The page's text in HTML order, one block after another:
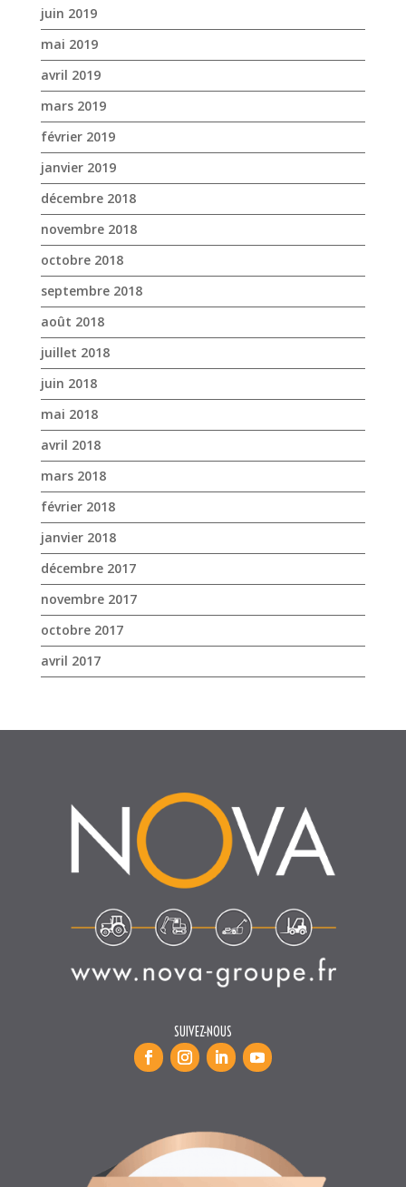
juin 2019
mai 2019
avril 2019
mars 2019
février 2019
janvier 2019
décembre 2018
novembre 2018
octobre 2018
septembre 2018
août 2018
juillet 2018
juin 2018
mai 2018
avril 2018
mars 2018
février 2018
janvier 2018
décembre 2017
novembre 2017
octobre 2017
avril 2017
SUIVEZ-NOUS